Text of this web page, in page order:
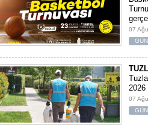
07
2026
07